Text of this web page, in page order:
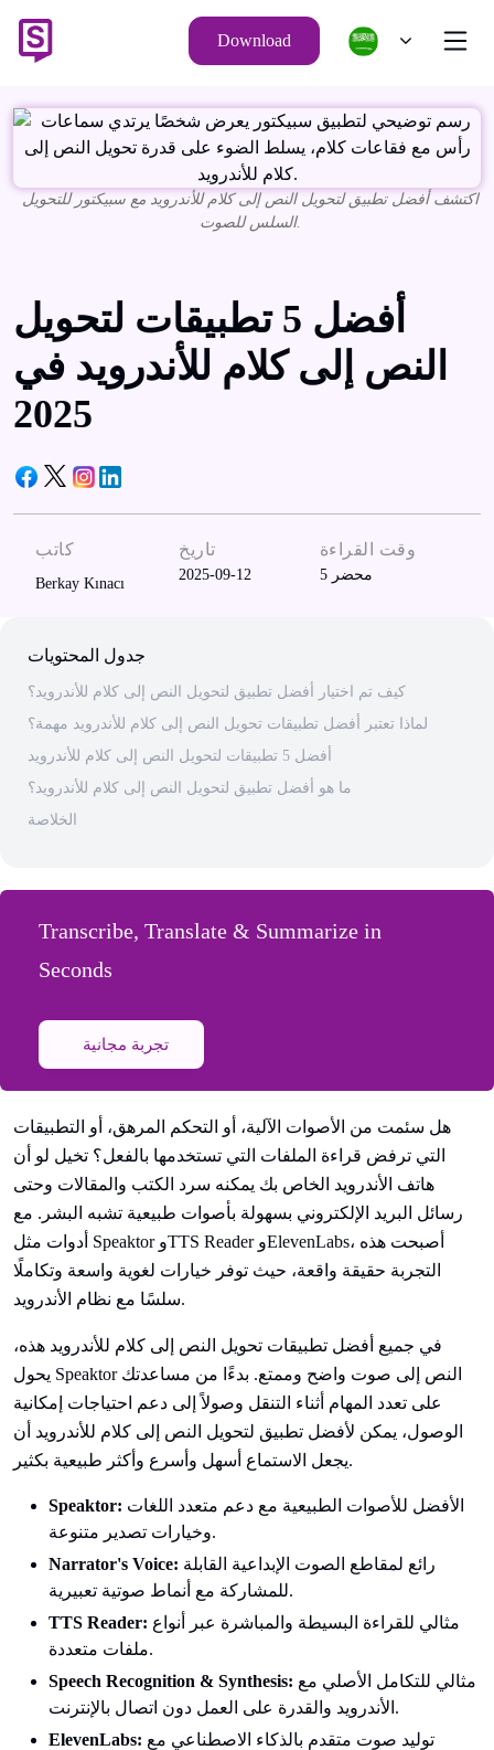
Download
اكتشف أفضل تطبيق لتحويل النص إلى كلام للأندرويد مع سبيكتور للتحويل
السلس للصوت.
أفضل 5 تطبيقات لتحويل
النص إلى كلام للأندرويد في
2025
كاتب
Berkay Kınacı
تاريخ
2025-09-12
وقت القراءة
5 محضر
جدول المحتويات
كيف تم اختيار أفضل تطبيق لتحويل النص إلى كلام للأندرويد؟
لماذا تعتبر أفضل تطبيقات تحويل النص إلى كلام للأندرويد مهمة؟
أفضل 5 تطبيقات لتحويل النص إلى كلام للأندرويد
ما هو أفضل تطبيق لتحويل النص إلى كلام للأندرويد؟
الخلاصة
Transcribe, Translate & Summarize in
Seconds
تجربة مجانية
هل سئمت من الأصوات الآلية، أو التحكم المرهق، أو التطبيقات
التي ترفض قراءة الملفات التي تستخدمها بالفعل؟ تخيل لو أن
هاتف الأندرويد الخاص بك يمكنه سرد الكتب والمقالات وحتى
رسائل البريد الإلكتروني بسهولة بأصوات طبيعية تشبه البشر. مع
أدوات مثل Speaktor وTTS Reader وElevenLabs، أصبحت هذه
التجربة حقيقة واقعة، حيث توفر خيارات لغوية واسعة وتكاملًا
سلسًا مع نظام الأندرويد.
في جميع أفضل تطبيقات تحويل النص إلى كلام للأندرويد هذه،
يحول Speaktor النص إلى صوت واضح وممتع. بدءًا من مساعدتك
على تعدد المهام أثناء التنقل وصولاً إلى دعم احتياجات إمكانية
الوصول، يمكن لأفضل تطبيق لتحويل النص إلى كلام للأندرويد أن
يجعل الاستماع أسهل وأسرع وأكثر طبيعية بكثير.
Speaktor:
وخيارات تصدير متنوعة.
Narrator's Voice:
للمشاركة مع أنماط صوتية تعبيرية.
TTS Reader:
ملفات متعددة.
Speech Recognition & Synthesis:
الأندرويد والقدرة على العمل دون اتصال بالإنترنت.
ElevenLabs: